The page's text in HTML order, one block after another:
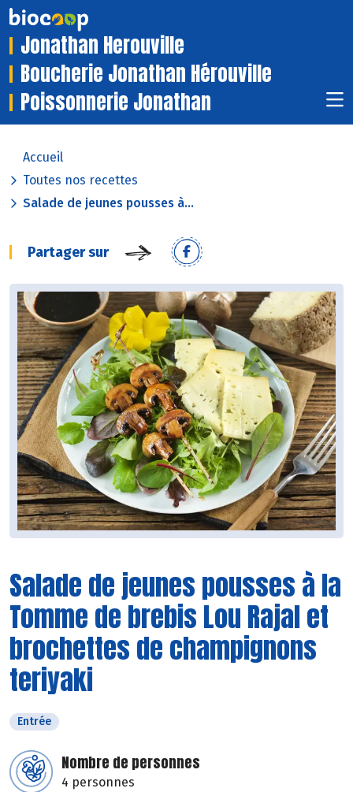
Jonathan Herouville
Boucherie Jonathan Hérouville
Poissonnerie Jonathan
Accueil
Toutes nos recettes
Salade de jeunes pousses à...
Partager sur
Salade de jeunes pousses à la
Tomme de brebis Lou Rajal et
brochettes de champignons
teriyaki
Entrée
Nombre de personnes
4 personnes